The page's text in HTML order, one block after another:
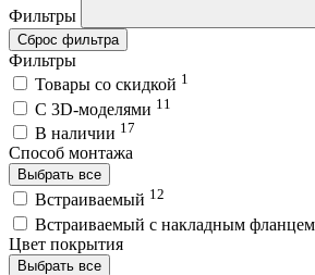
Фильтры
Сброс фильтра
Фильтры
Товары со скидкой 1
C 3D-моделями 11
В наличии 17
Способ монтажа
Выбрать все
Встраиваемый 12
Встраиваемый с накладным фланцем
Цвет покрытия
Выбрать все